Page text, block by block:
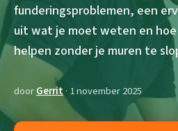
funderingsproblemen, een
uit wat je moet weten en
helpen zonder je muren te
doorGerrit· 1 november 2025